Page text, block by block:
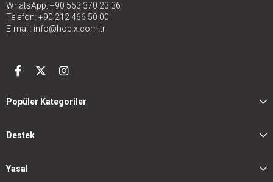
WhatsApp: +90 553 370 23 36
Telefon: +90 212 466 50 00
E-mail: info@hobix.com.tr
Popüler Kategoriler
Destek
Yasal